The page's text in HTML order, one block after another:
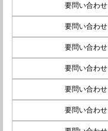
要問い合わせ
要問い合わせ
要問い合わせ
要問い合わせ
要問い合わせ
要問い合わせ